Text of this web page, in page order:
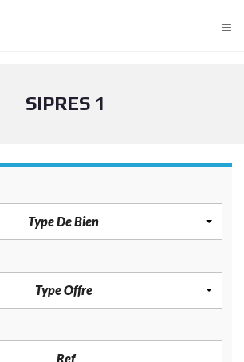
≡
SIPRES 1
Type De Bien
Type Offre